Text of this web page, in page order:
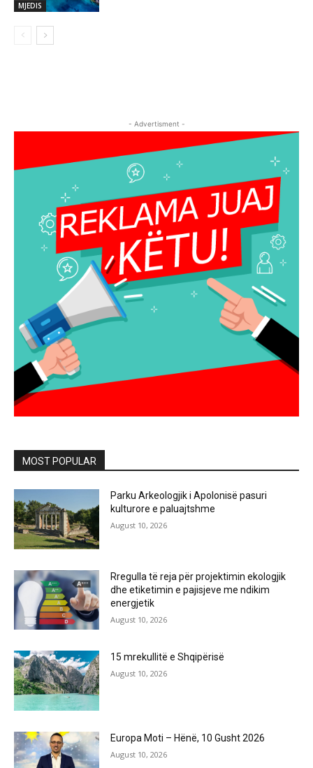
MJEDIS
- Advertisment -
MOST POPULAR
Parku Arkeologjik i Apolonisë pasuri
kulturore e paluajtshme
August 10, 2026
Rregulla të reja për projektimin ekologjik
dhe etiketimin e pajisjeve me ndikim
energjetik
August 10, 2026
15 mrekullitë e Shqipërisë
August 10, 2026
Europa Moti – Hënë, 10 Gusht 2026
August 10, 2026